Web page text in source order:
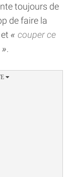
toujours de
de faire la
et
couper ce
.